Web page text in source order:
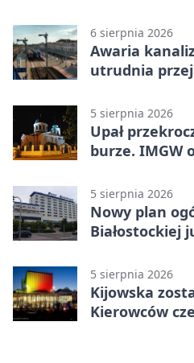
6 sierpnia 2026
Awaria
utrudnia
5 sierpnia 2026
Upał
burze. IMGW
5 sierpnia 2026
Nowy plan
Białostockiej
5 sierpnia 2026
Kijowska
Kierowców